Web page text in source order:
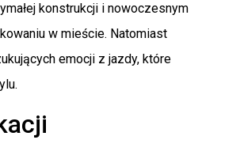
konstrukcji i nowoczesnym
w mieście. Natomiast
emocji z jazdy, które